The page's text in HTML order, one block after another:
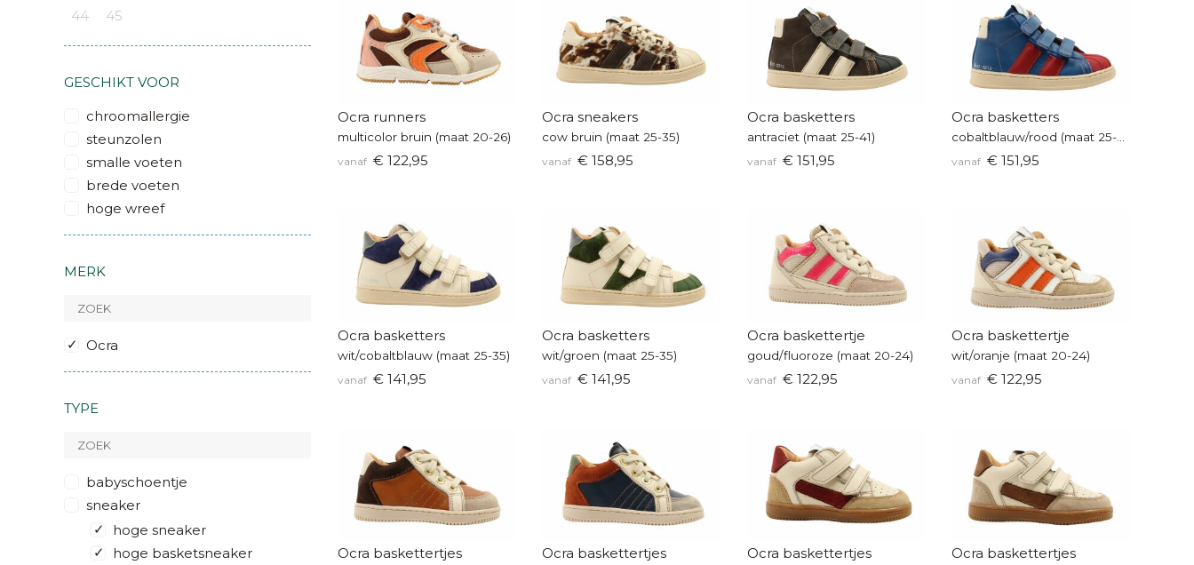
44
45
GESCHIKT VOOR
chroomallergie
steunzolen
smalle voeten
brede voeten
hoge wreef
MERK
Ocra
TYPE
babyschoentje
sneaker
hoge sneaker
hoge basketsneaker
Ocra runners
multicolor bruin (maat 20-26)
vanaf € 122,95
Ocra sneakers
cow bruin (maat 25-35)
vanaf € 158,95
Ocra basketters
antraciet (maat 25-41)
vanaf € 151,95
Ocra basketters
vanaf € 151,95
Ocra basketters
wit/cobaltblauw (maat 25-35)
vanaf € 141,95
Ocra basketters
wit/groen (maat 25-35)
vanaf € 141,95
Ocra baskettertje
goud/fluoroze (maat 20-24)
vanaf € 122,95
Ocra baskettertje
wit/oranje (maat 20-24)
vanaf € 122,95
Ocra baskettertjes Ocra baskettertjes Ocra baskettertjes Ocra baskettertjes